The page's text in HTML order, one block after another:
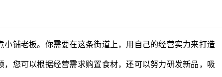
铺老板。你需要在这条街道上，用自己的经营实力来打造
您可以根据经营需求购置食材，还可以努力研发新品，吸